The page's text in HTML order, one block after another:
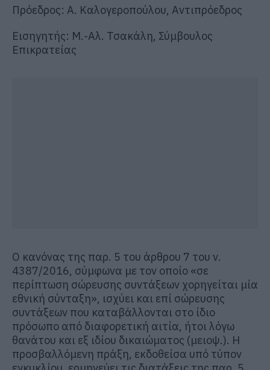
Πρόεδρος: Α. Καλογεροπούλου, Αντιπρόεδρος
Εισηγητής: Μ.-Αλ. Τσακάλη, Σύμβουλος
Επικρατείας
Ο κανόνας της παρ. 5 του άρθρου 7 του ν.
4387/2016, σύμφωνα με τον οποίο «σε
περίπτωση σώρευσης συντάξεων χορηγείται μία
εθνική σύνταξη», ισχύει και επί σώρευσης
συντάξεων που καταβάλλονται στο ίδιο
πρόσωπο από διαφορετική αιτία, ήτοι λόγω
θανάτου και εξ ιδίου δικαιώματος (μειοψ.). Η
προσβαλλόμενη πράξη, εκδοθείσα υπό τύπον